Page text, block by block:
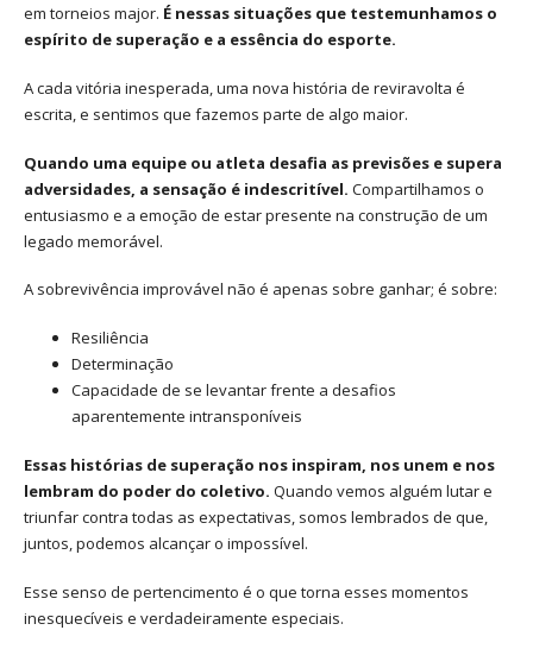
em torneios major. É nessas situações que testemunhamos o
espírito de superação e a essência do esporte.
A cada vitória inesperada, uma nova história de reviravolta é
escrita, e sentimos que fazemos parte de algo maior.
Quando uma equipe ou atleta desafia as previsões e supera
adversidades, a sensação é indescritível. Compartilhamos o
entusiasmo e a emoção de estar presente na construção de um
legado memorável.
A sobrevivência improvável não é apenas sobre ganhar; é sobre:
Resiliência
Determinação
Capacidade de se levantar frente a desafios
aparentemente intransponíveis
Essas histórias de superação nos inspiram, nos unem e nos
lembram do poder do coletivo. Quando vemos alguém lutar e
triunfar contra todas as expectativas, somos lembrados de que,
juntos, podemos alcançar o impossível.
Esse senso de pertencimento é o que torna esses momentos
inesquecíveis e verdadeiramente especiais.